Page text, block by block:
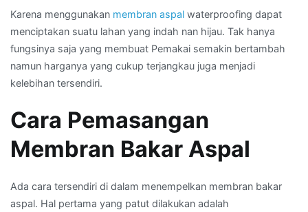
Karena menggunakan membran aspal waterproofing dapat
menciptakan suatu lahan yang indah nan hijau. Tak hanya
fungsinya saja yang membuat Pemakai semakin bertambah
namun harganya yang cukup terjangkau juga menjadi
kelebihan tersendiri.
Cara Pemasangan
Membran Bakar Aspal
Ada cara tersendiri di dalam menempelkan membran bakar
aspal. Hal pertama yang patut dilakukan adalah